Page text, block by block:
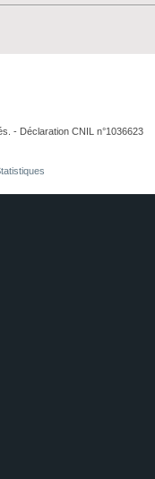
- Déclaration CNIL n°1036623